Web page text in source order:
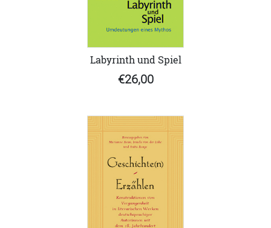
Labyrinth und Spiel
€26,00